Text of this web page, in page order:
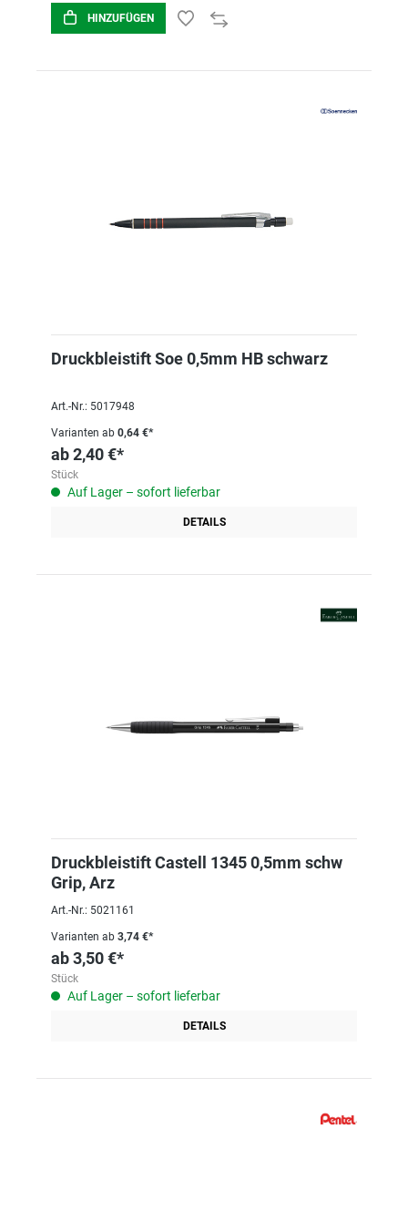
HINZUFÜGEN
Druckbleistift Soe 0,5mm HB schwarz
Art.-Nr.: 5017948
Varianten ab 0,64 €*
ab2,40 €*
Stück
Auf Lager – sofort lieferbar
DETAILS
Druckbleistift Castell 1345 0,5mm schw
Grip, Arz
Art.-Nr.: 5021161
Varianten ab 3,74 €*
ab3,50 €*
Stück
Auf Lager – sofort lieferbar
DETAILS